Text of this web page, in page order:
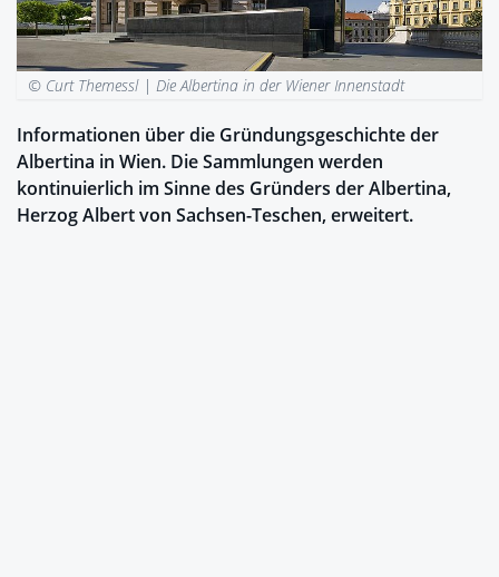
© Curt Themessl |Die Albertina in der Wiener Innenstadt
Informationen über die Gründungsgeschichte der
Albertina in Wien. Die Sammlungen werden
kontinuierlich im Sinne des Gründers der Albertina,
Herzog Albert von Sachsen-Teschen, erweitert.